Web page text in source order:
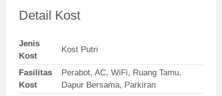
Detail Kost
Jenis
Kost
Kost Putri
Fasilitas
Kost
Perabot, AC, WiFi, Ruang Tamu,
Dapur Bersama, Parkiran